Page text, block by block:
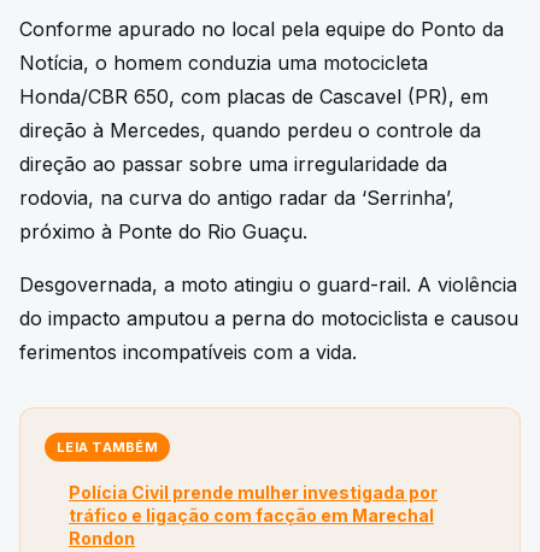
Conforme apurado no local pela equipe do Ponto da
Notícia, o homem conduzia uma motocicleta
Honda/CBR 650, com placas de Cascavel (PR), em
direção à Mercedes, quando perdeu o controle da
direção ao passar sobre uma irregularidade da
rodovia, na curva do antigo radar da ‘Serrinha’,
próximo à Ponte do Rio Guaçu.
Desgovernada, a moto atingiu o guard-rail. A violência
do impacto amputou a perna do motociclista e causou
ferimentos incompatíveis com a vida.
LEIA TAMBÉM
Polícia Civil prende mulher investigada por
tráfico e ligação com facção em Marechal
Rondon